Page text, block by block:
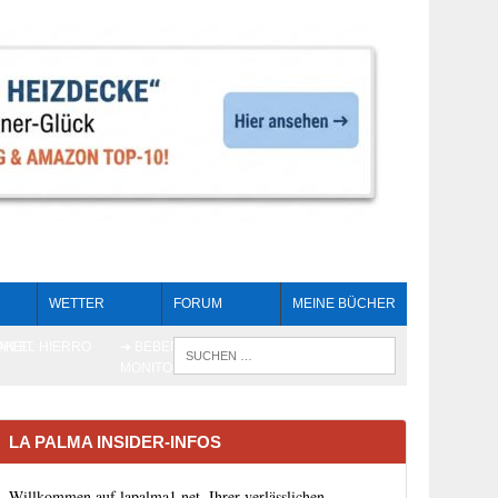
WETTER FORUM MEINE BÜCHER
LA PALMA INSIDER-INFOS